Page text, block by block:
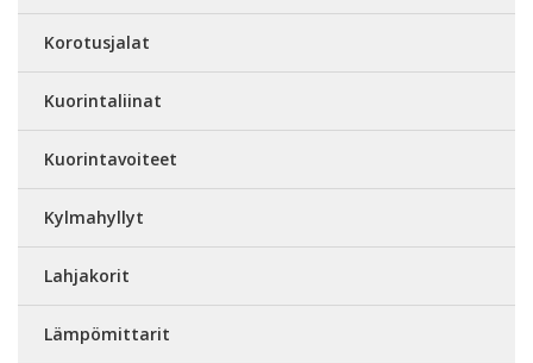
Korotusjalat
Kuorintaliinat
Kuorintavoiteet
Kylmahyllyt
Lahjakorit
Lämpömittarit